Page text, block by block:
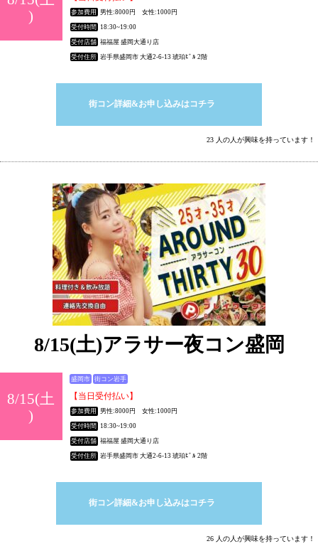
)
参加費用 男性:8000円 女性:1000円
受付時間 18:30~19:00
受付店舗 福福屋 盛岡大通り店
受付住所 岩手県盛岡市 大通2-6-13 琥珀ﾋﾞﾙ 2階
街コン詳細&お申し込みはコチラ
23 人の人が興味を持っています！
8/15(土)アラサー夜コン盛岡
8/15(土
)
盛岡市 街コン岩手
【当日受付払い】
参加費用 男性:8000円 女性:1000円
受付時間 18:30~19:00
受付店舗 福福屋 盛岡大通り店
受付住所 岩手県盛岡市 大通2-6-13 琥珀ﾋﾞﾙ 2階
街コン詳細&お申し込みはコチラ
26 人の人が興味を持っています！